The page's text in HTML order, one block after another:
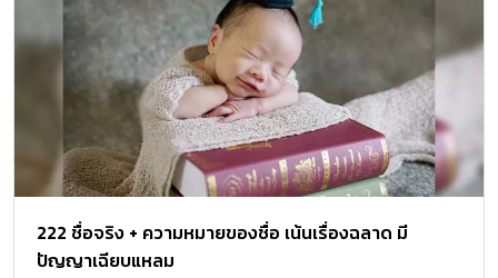
222 ชื่อจริง + ความหมายของชื่อ เน้นเรื่องฉลาด มี
ปัญญาเฉียบแหลม